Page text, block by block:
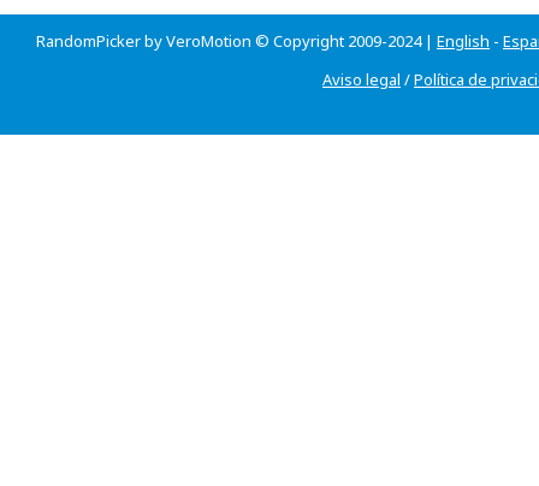
RandomPicker by VeroMotion © Copyright 2009-2024 | English -
Aviso legal /Política de